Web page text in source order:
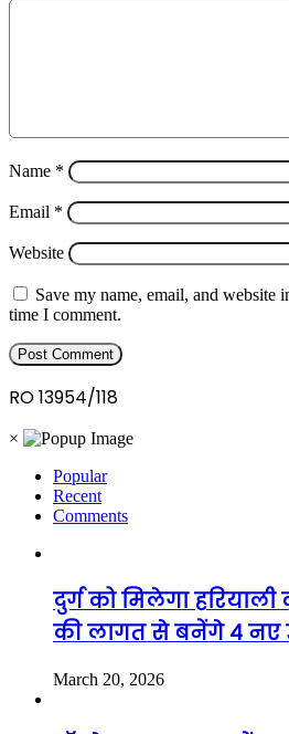
Name *
Email *
Website
Save my name, email, and website
time I comment.
RO 13954/118
×
Popular
Recent
Comments
दुर्ग को मिलेगा
की लागत से बनेंगे 4 नए
March 20, 2026